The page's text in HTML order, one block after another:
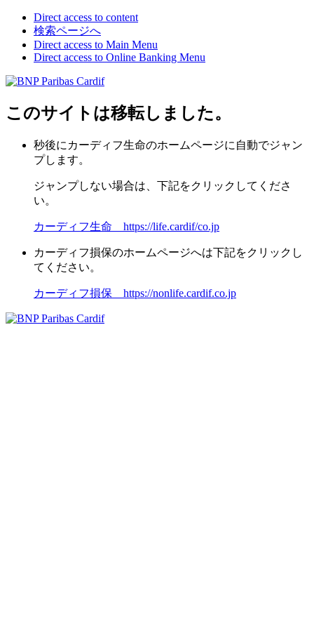
Direct access to content
検索ページへ
Direct access to Main Menu
Direct access to Online Banking Menu
このサイトは移転しました。
秒後にカーディフ生命のホームページに自動でジャン
プします。
ジャンプしない場合は、下記をクリックしてくださ
い。
カーディフ生命 https://life.cardif/co.jp
カーディフ損保のホームページへは下記をクリックし
てください。
カーディフ損保 https://nonlife.cardif.co.jp